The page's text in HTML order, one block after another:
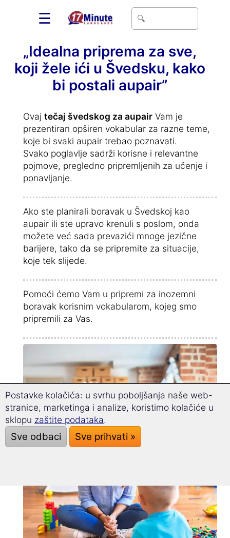
☰
„Idealna priprema za sve,
koji žele ići u Švedsku, kako
bi postali aupair”
Ovaj tečaj švedskog za aupair Vam je
prezentiran opširen vokabular za razne teme,
koje bi svaki aupair trebao poznavati.
Svako poglavlje sadrži korisne i relevantne
pojmove, pregledno pripremljenih za učenje i
ponavljanje.
Ako ste planirali boravak u Švedskoj kao
aupair ili ste upravo krenuli s poslom, onda
možete već sada prevazići mnoge jezične
barijere, tako da se pripremite za situacije,
koje tek slijede.
Pomoći ćemo Vam u pripremi za inozemni
boravak korisnim vokabularom, kojeg smo
pripremili za Vas.
Postavke kolačića: u svrhu poboljšanja naše web-
stranice, marketinga i analize, koristimo kolačiće u
sklopu zaštite podataka.
Sve odbaci Sve prihvati »